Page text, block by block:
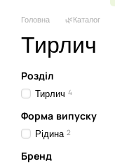
Головна 🌿Каталог
Тирлич
Розділ
Тирлич 4
Форма випуску
Рідина 2
Бренд